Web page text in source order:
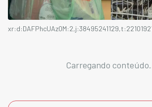
Carregando